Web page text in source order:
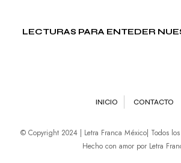
LECTURAS PARA ENTEDER
INICIO CONTACTO
© Copyright 2024 | Letra Franca México| Todos
Hecho con amor por Letra